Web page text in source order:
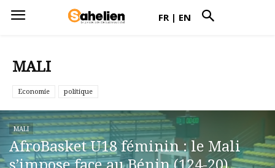
FR | EN
MALI
Economie politique
MALI
AfroBasket U18 féminin : le Mali